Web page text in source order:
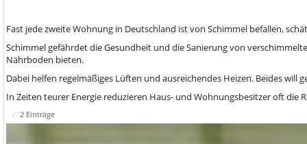
Fast jede zweite Wohnung in Deutschland ist von Schimmel befallen,
Schimmel gefährdet die Gesundheit und die Sanierung von
Nährboden bieten.
Dabei helfen regelmäßiges Lüften und ausreichendes Heizen. Beides will
In Zeiten teurer Energie reduzieren Haus- und Wohnungsbesitzer oft die
2 Einträge